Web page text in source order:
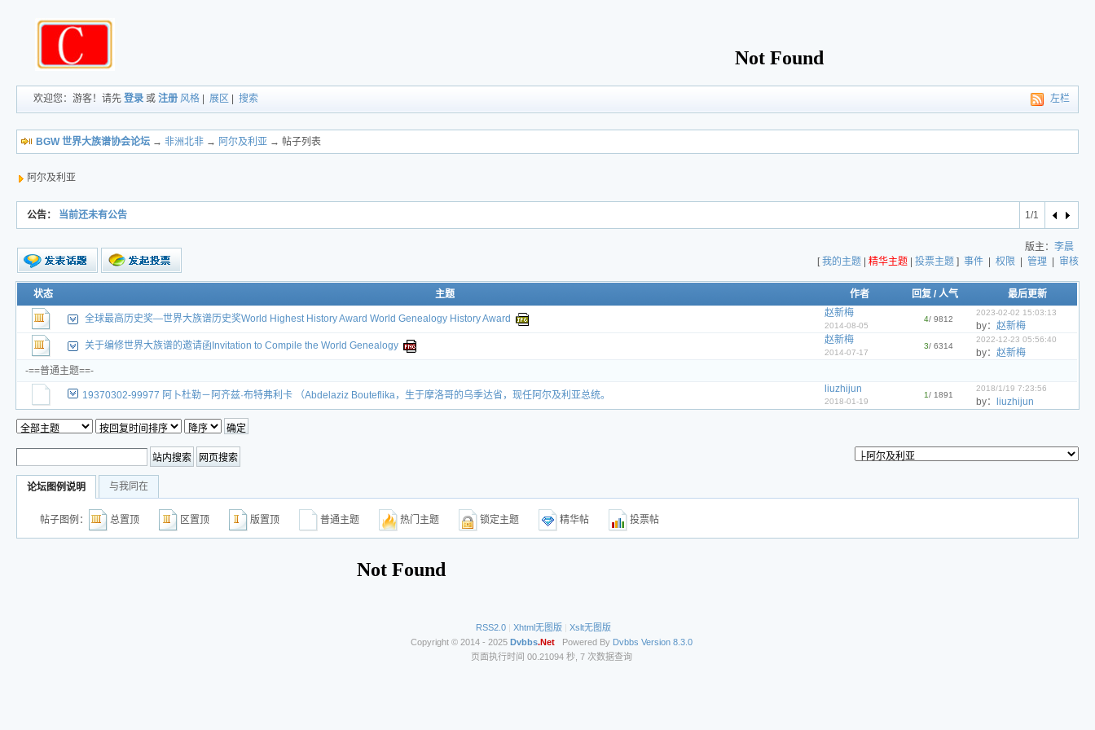
左栏
欢迎您：游客！请先登录 或注册 风格 |展区 |搜索
BGW 世界大族谱协会论坛 →非洲北非 → 阿尔及利亚 → 帖子列表
阿尔及利亚
公告： 当前还未有公告 1/1
新的主题
投票帖
交易帖
新小字报
版主： 李晨
[我的主题 精华主题| 投票主题 ] 事件| 权限 管理| 审核
状态 主题 作者 回复 /人气 最后更新
全球最高历史奖—世界大族谱历史奖World Highest History Award World Genealogy History Award 赵新梅
2014-08-05
4/ 9812
2023-02-02 15:03:13
by：赵新梅
关于编修世界大族谱的邀请函Invitation to Compile the World Genealogy
赵新梅
2014-07-17
3/ 6314
2022-12-23 05:56:40
by：赵新梅
-==普通主题==-
19370302-99977 阿卜杜勒－阿齐兹·布特弗利卡 （Abdelaziz Bouteflika，生于摩洛哥的乌季达省，现任阿尔及利亚总统。
liuzhijun
2018-01-19
1/ 1891
2018/1/19 7:23:56
by： liuzhijun
论坛图例说明 与我同在
帖子图例： 总置顶 区置顶 版置顶 普通主题 热门主题 锁定主题 精华帖 投票帖
RSS2.0 | Xhtml无图版 | Xslt无图版
Copyright © 2014 - 2025 Dvbbs.Net Powered By Dvbbs Version 8.3.0
页面执行时间 00.21094 秒, 7 次数据查询